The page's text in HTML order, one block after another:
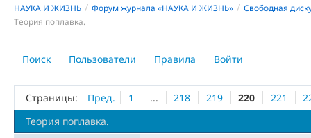
НАУКА И ЖИЗНЬ / Форум журнала «НАУКА И ЖИЗНЬ» / Свободная
Теория поплавка.
Поиск Пользователи Правила Войти
Страницы: Пред. 1 ... 218 219 220 221
Теория поплавка.